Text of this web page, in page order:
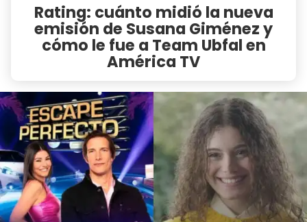
Rating: cuánto midió la nueva
emisión de Susana Giménez y
cómo le fue a Team Ubfal en
América TV